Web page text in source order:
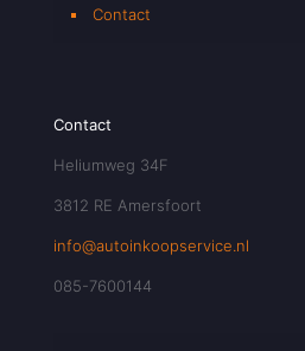
Contact
Contact
Heliumweg 34F
3812 RE Amersfoort
info@autoinkoopservice.nl
085-7600144